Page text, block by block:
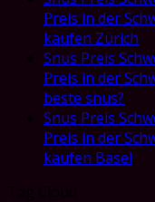
Preis in der
kaufen Zürich
Snus Preis
Preis in der
beste snus?
Snus Preis
Preis in der
kaufen Basel